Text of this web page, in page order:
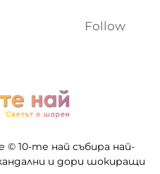
Follow
10-те най събира най-
и дори шокиращи